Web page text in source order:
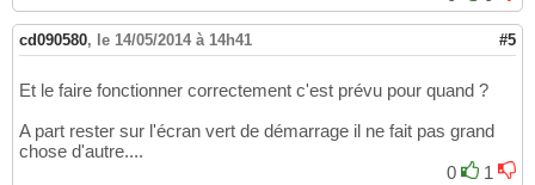
cd090580, le 14/05/2014 à 14h41 #5
Et le faire fonctionner correctement c'est prévu pour quand ?
A part rester sur l'écran vert de démarrage il ne fait pas grand
chose d'autre....
0
1